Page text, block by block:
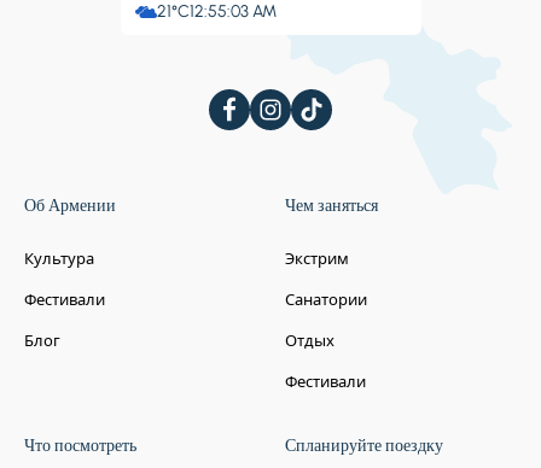
21°C12:55:04 AM
Об Армении
Культура
Фестивали
Блог
Чем заняться
Экстрим
Санатории
Отдых
Фестивали
Что посмотреть Спланируйте поездку